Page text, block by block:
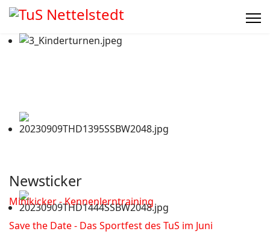
Newsticker
Minikicker - Kennenlerntraining
Save the Date - Das Sportfest des TuS im Juni